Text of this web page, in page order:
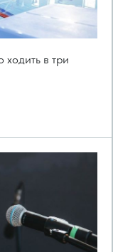
в три